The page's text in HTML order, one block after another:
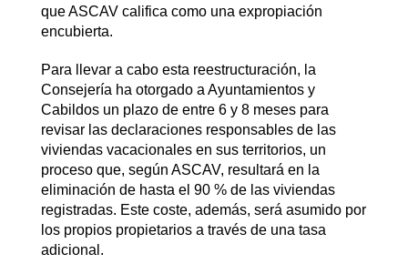
que ASCAV califica como una expropiación
encubierta.
Para llevar a cabo esta reestructuración, la
Consejería ha otorgado a Ayuntamientos y
Cabildos un plazo de entre 6 y 8 meses para
revisar las declaraciones responsables de las
viviendas vacacionales en sus territorios, un
proceso que, según ASCAV, resultará en la
eliminación de hasta el 90 % de las viviendas
registradas. Este coste, además, será asumido por
los propios propietarios a través de una tasa
adicional.